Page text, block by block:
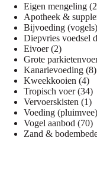
Eigen mengeling 2
Apotheek &
Bijvoeding (vogels)
Diepvries voedsel
Eivoer 22
producten
Grote
Kanarievoeding 88
Kweekkooien 44
Tropisch voer 3434
Vervoerskisten 11
Voeding (pluimvee)
Vogel aanbod 7070
Zand &